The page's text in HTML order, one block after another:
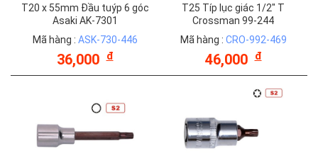
T20 x 55mm Đầu tuýp 6 góc
Asaki AK-7301
Mã hàng : ASK-730-446
36,000 đ
T25 Típ lục giác 1/2" T
Crossman 99-244
Mã hàng : CRO-992-469
46,000 đ